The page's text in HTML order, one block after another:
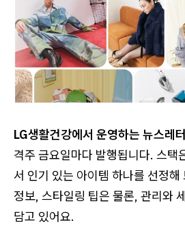
LG생활건강에서 운영하는 뉴스
격주 금요일마다 발행됩니다. 스택
서 인기 있는 아이템 하나를 선정
정보, 스타일링 팁은 물론, 관리와
담고 있어요.